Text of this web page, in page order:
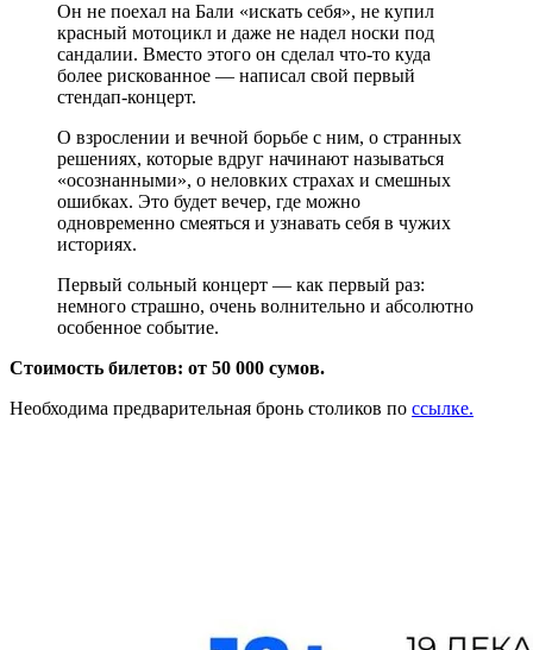
Он не поехал на Бали «искать себя», не купил
красный мотоцикл и даже не надел носки под
сандалии. Вместо этого он сделал что-то куда
более рискованное — написал свой первый
стендап-концерт.
О взрослении и вечной борьбе с ним, о странных
решениях, которые вдруг начинают называться
«осознанными», о неловких страхах и смешных
ошибках. Это будет вечер, где можно
одновременно смеяться и узнавать себя в чужих
историях.
Первый сольный концерт — как первый раз:
немного страшно, очень волнительно и абсолютно
особенное событие.
Стоимость билетов: от 50 000 сумов.
Необходима предварительная бронь столиков по ссылке.